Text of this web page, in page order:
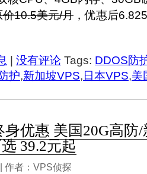
价10.5美元/月 ，优惠后
| 没有评论 Tags: DDOS防
护,新加坡VPS,日本VPS,美
优惠 美国20G高防
39.2元起
作者：VPS侦探